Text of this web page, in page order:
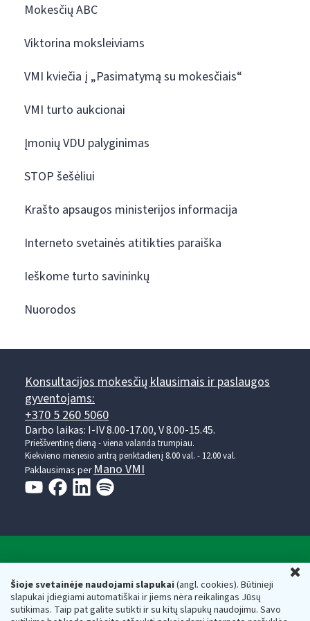
Šioje svetainėje naudojami slapukai(angl. cookies). Būtinieji
slapukai įdiegiami automatiškai ir jiems nėra reikalingas Jūsų
sutikimas. Taip pat galite sutikti ir su kitų slapukų naudojimu. Savo
Mokesčių ABC
Viktorina moksleiviams
VMI kviečia į „Pasimatymą su mokesčiais“
VMI turto aukcionai
Įmonių VDU palyginimas
STOP šešėliui
Krašto apsaugos ministerijos informacija
Interneto svetainės atitikties paraiška
Ieškome turto savininkų
Nuorodos
Konsultacijos mokesčių klausimais ir paslaugos
gyventojams:
+370 5 260 5060
Darbo laikas: I-IV 8.00-17.00, V 8.00-15.45.
Prieššventinę dieną - viena valanda trumpiau.
Kiekvieno mėnesio antrą penktadienį 8.00 val. - 12.00 val.
Paklausimas per Mano VMI
Respublikos finansų ministerijos
Biudžetinė įstaiga. Juridinio asmens kodas — 188659752,